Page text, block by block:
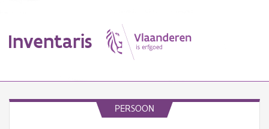
Inventaris
PERSOON